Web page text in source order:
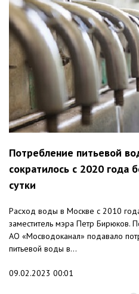
Потребление питьевой
сократилось с 2020 года
сутки
Расход воды в Москве с 2010
заместитель мэра Петр Бирюков.
АО «Мосводоканал» подавало
питьевой воды в...
09.02.2023 00:01